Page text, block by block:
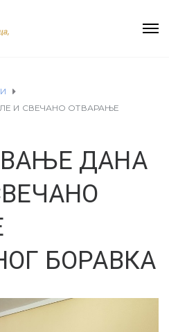
И СВЕЧАНО ОТВАРАЊЕ
ДАНА
БОРАВКА